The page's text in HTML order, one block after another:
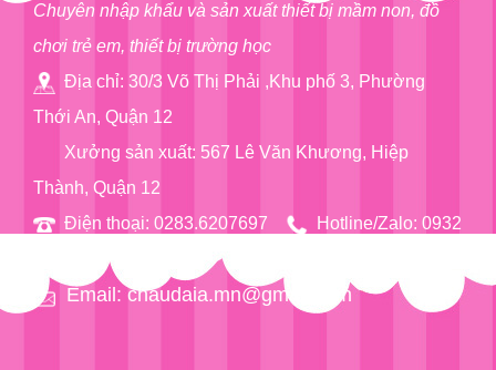
Chuyên nhập khẩu và sản xuất thiết bị mầm non, đồ
chơi trẻ em, thiết bị trường học
Địa chỉ: 30/3 Võ Thị Phải ,Khu phố 3, Phường
Thới An, Quận 12
Xưởng sản xuất: 567 Lê Văn Khương, Hiệp
Thành, Quận 12
Điện thoại: 0283.6207697
Hotline/Zalo: 0932
Email: chaudaia.mn@gmail.com